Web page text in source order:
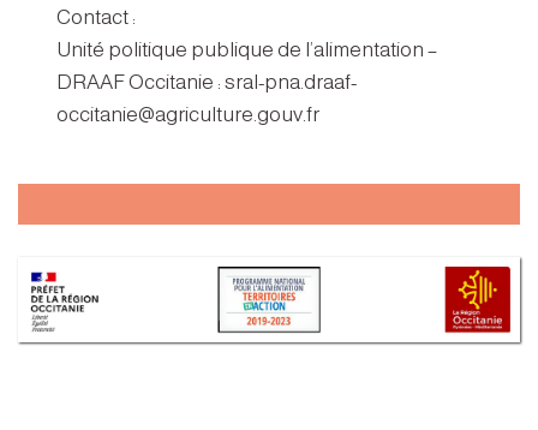
Contact :
Unité politique publique de l’alimentation –
DRAAF Occitanie : sral-pna.draaf-
occitanie@agriculture.gouv.fr